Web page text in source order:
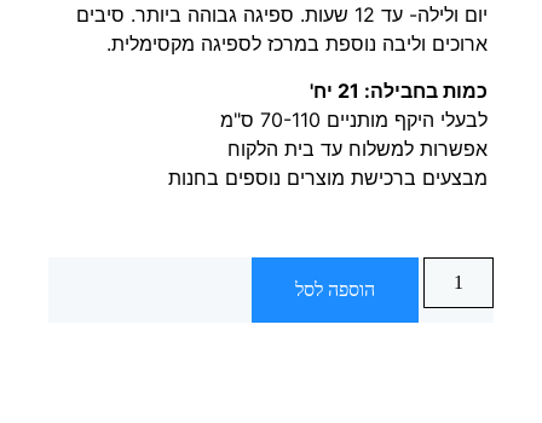
יום ולילה- עד 12 שעות. ספיגה גבוהה ביותר. סיבים
ארוכים וליבה נוספת במרכז לספיגה מקסימלית.
כמות בחבילה: 21 יח'
לבעלי היקף מותניים 70-110 ס"מ
אפשרות למשלוח עד בית הלקוח
מבצעים ברכישת מוצרים נוספים בחנות
הוספה לסל